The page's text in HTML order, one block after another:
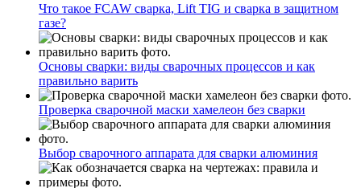
Что такое FCAW сварка, Lift TIG и сварка в защитном
газе?
Основы сварки: виды сварочных процессов и как
правильно варить
Проверка сварочной маски хамелеон без сварки
Выбор сварочного аппарата для сварки алюминия